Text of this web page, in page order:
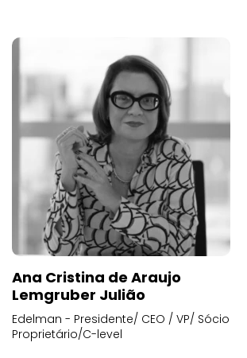
Ana Cristina de Araujo
Lemgruber Julião
Edelman - Presidente/ CEO / VP/ Sócio
Proprietário/C-level